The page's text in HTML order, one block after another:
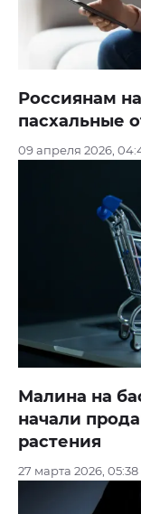
Россиянам
пасхальные
09 апреля 2026,
Малина на
начали
растения
27 марта 2026, 05:38